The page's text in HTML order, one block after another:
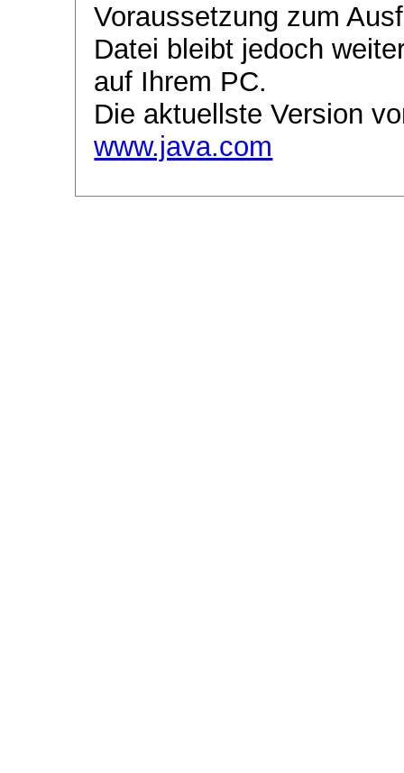
Voraussetzung zum
Datei bleibt jedoch
auf Ihrem PC.
Die aktuellste Version
www.java.com